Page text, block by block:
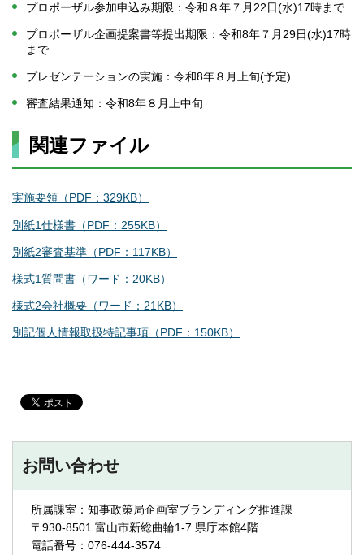
プロポーザル参加申込み期限：令和８年７月22日(水)17時まで
プロポーザル企画提案書等提出期限：令和8年７月29日(水)17時
まで
プレゼンテーションの実施：令和8年８月上旬(予定)
審査結果通知：令和8年８月上中旬
関連ファイル
実施要領（PDF：329KB）
別紙1仕様書（PDF：255KB）
別紙2審査基準（PDF：117KB）
様式1質問書（ワード：20KB）
様式2会社概要（ワード：21KB）
別記個人情報取扱特記事項（PDF：150KB）
お問い合わせ
所属課室：知事政策局企画室ブランディング推進課
〒930-8501 富山市新総曲輪1-7 県庁本館4階
電話番号：076-444-3574